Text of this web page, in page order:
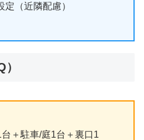
（近隣配慮）
＋駐車/庭1台＋裏口1